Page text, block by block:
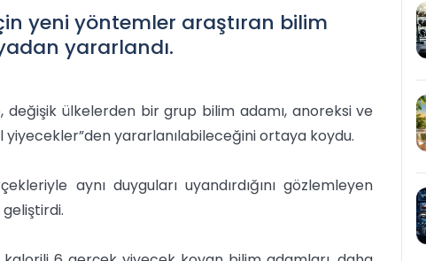
yeni yöntemler araştıran bilim
yararlandı.
ülkelerden bir grup bilim adamı, anoreksi ve
yiyecekler”den yararlanılabileceğini ortaya koydu.
aynı duyguları uyandırdığını gözlemleyen